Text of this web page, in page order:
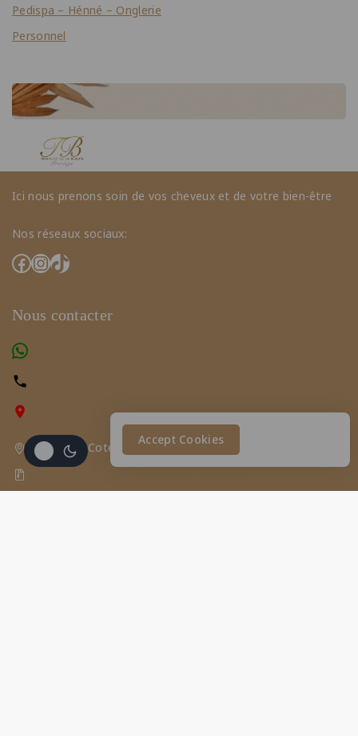
Pedispa – Hénné – Onglerie
Personnel
Ici nous prenons soin de vos cheveux et de votre bien-être
Nos réseaux sociaux:
Nous contacter
Nous trouver sur la carte
BOABAB Coté BRT liberté 1, Angle pharmacie Daya
Accept Cookies